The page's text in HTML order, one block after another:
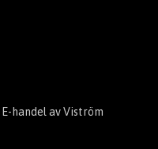
E-handel avViström